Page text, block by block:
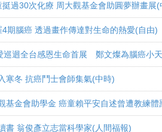
過30次化療 周大觀基金會助圓夢辦畫展
期腦癌 透過畫作傳達對生命的熱愛(自由)
巡迴全台感恩生命首展 鄭文燦為腦癌小
寒冬 抗癌鬥士會師集氣(中時)
基金會助學金 癌童賴平安自述曾遭教練體
書 翁俊彥立志當科學家(人間福報)